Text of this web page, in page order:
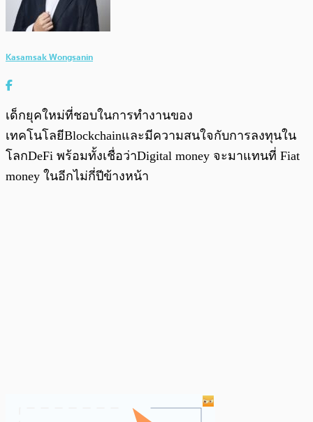
Kasamsak Wongsanin
เด็กยุคใหม่ที่ชอบในการทำงานของ
เทคโนโลยีBlockchainและมีความสนใจกับการลงทุนใน
โลกDeFi พร้อมทั้งเชื่อว่าDigital money จะมาแทนที่ Fiat
money ในอีกไม่กี่ปีข้างหน้า